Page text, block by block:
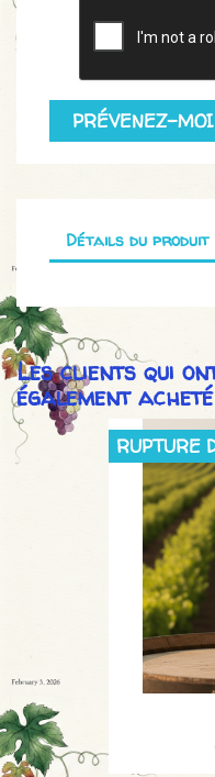
PRÉVENEZ-
Détails du produit
Les clients qui
également
RUPTURE